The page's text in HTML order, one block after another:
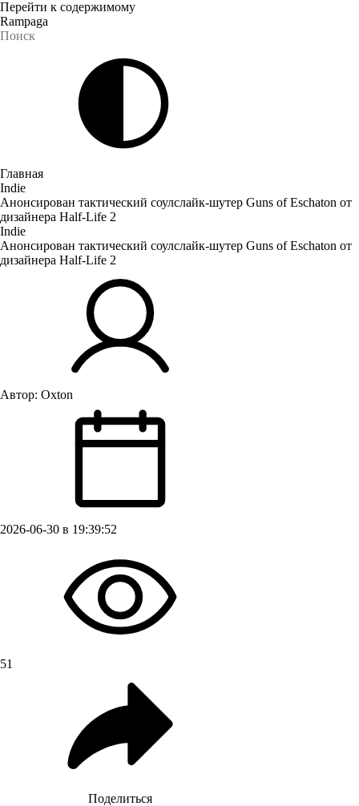
Перейти к содержимому
Rampaga
Главная
Indie
Анонсирован тактический соулслайк-шутер Guns of Eschaton от
дизайнера Half-Life 2
Indie
Анонсирован тактический соулслайк-шутер Guns of Eschaton от
дизайнера Half-Life 2
Автор: Oxton
2026-06-30 в 19:39:52
51
Поделиться